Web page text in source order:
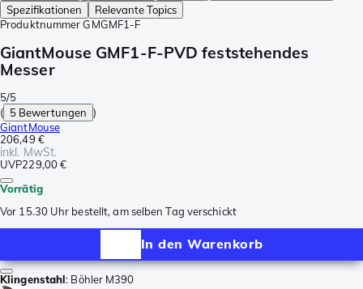
Spezifikationen
Relevante Topics
Produktnummer GMGMF1-F
GiantMouse GMF1-F-PVD feststehendes
Messer
5/5
( 5 Bewertungen )
GiantMouse
206,49 €
inkl. MwSt.
UVP229,00 €
Vorrätig
Vor 15.30 Uhr bestellt, am selben Tag verschickt
In den Warenkorb
Klingenstahl: Böhler M390